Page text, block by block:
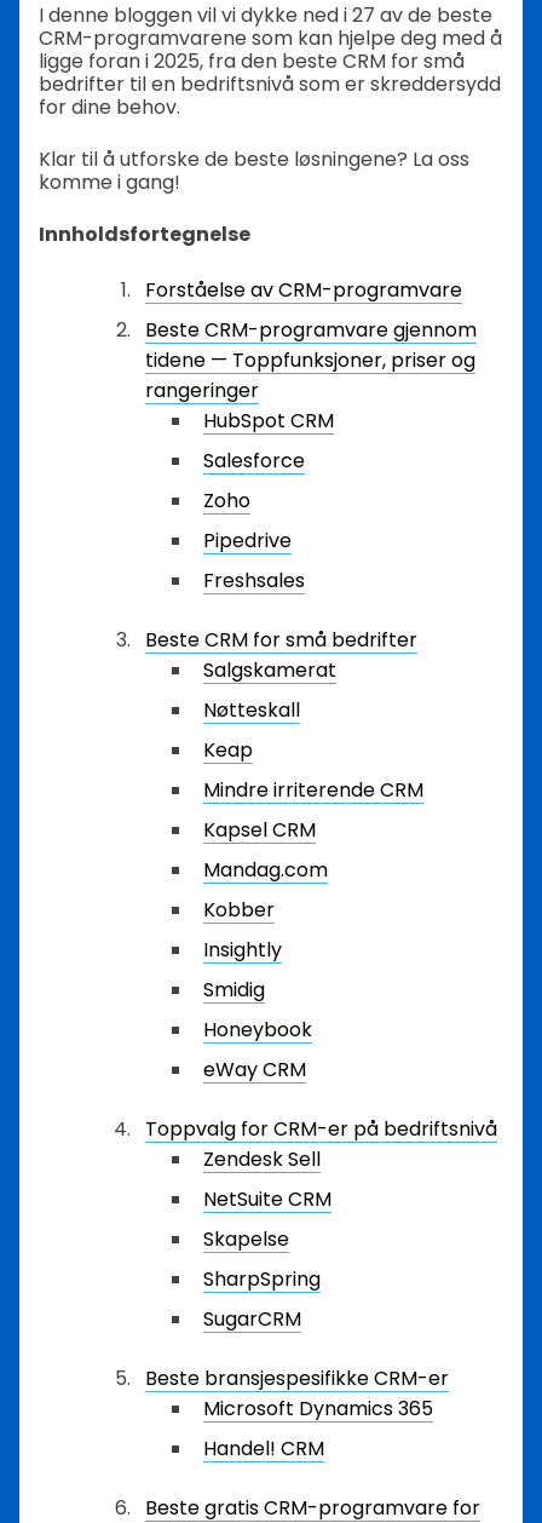
I denne bloggen vil vi dykke ned i 27 av de beste
CRM-programvarene som kan hjelpe deg med å
ligge foran i 2025, fra den beste CRM for små
bedrifter til en bedriftsnivå som er skreddersydd
for dine behov.
Klar til å utforske de beste løsningene? La oss
komme i gang!
Innholdsfortegnelse
Forståelse av CRM-programvare
Beste CRM-programvare gjennom
tidene — Toppfunksjoner, priser og
rangeringer
HubSpot CRM
Salesforce
Zoho
Pipedrive
Freshsales
Beste CRM for små bedrifter
Salgskamerat
Nøtteskall
Keap
Mindre irriterende CRM
Kapsel CRM
Mandag.com
Kobber
Insightly
Smidig
Honeybook
eWay CRM
Toppvalg for CRM-er på bedriftsnivå
Zendesk Sell
NetSuite CRM
Skapelse
SharpSpring
SugarCRM
Beste bransjespesifikke CRM-er
Microsoft Dynamics 365
Handel! CRM
Beste gratis CRM-programvare for